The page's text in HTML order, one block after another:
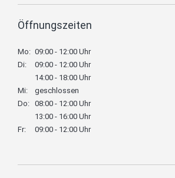
Öffnungszeiten
Mo: 09:00 - 12:00 Uhr
Di:
09:00 - 12:00 Uhr
14:00 - 18:00 Uhr
Mi:
geschlossen
Do: 08:00 - 12:00 Uhr
13:00 - 16:00 Uhr
Fr:
09:00 - 12:00 Uhr